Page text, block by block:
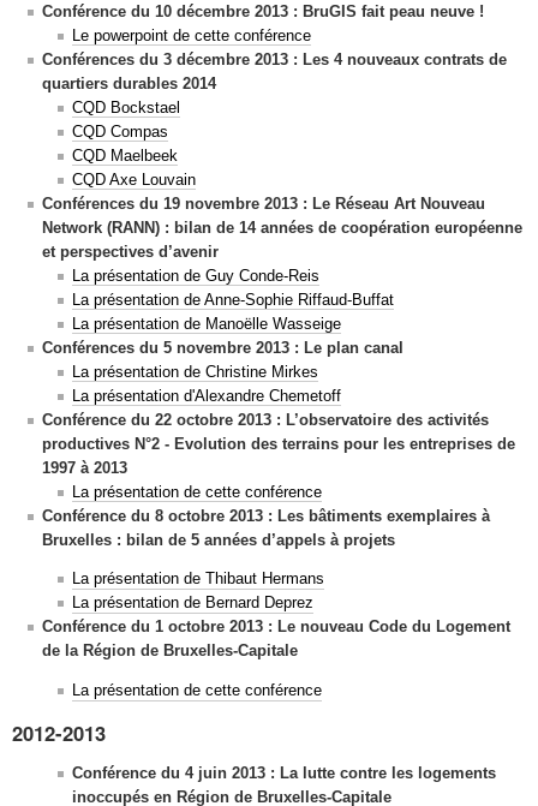
Conférence du 10 décembre 2013 : BruGIS fait peau neuve !
Le powerpoint de cette conférence
Conférences du 3 décembre 2013 : Les 4 nouveaux contrats de
quartiers durables 2014
CQD Bockstael
CQD Compas
CQD Maelbeek
CQD Axe Louvain
Conférences du 19 novembre 2013 : Le Réseau Art Nouveau
Network (RANN) : bilan de 14 années de coopération européenne
et perspectives d’avenir
La présentation de Guy Conde-Reis
La présentation de Anne-Sophie Riffaud-Buffat
La présentation de Manoëlle Wasseige
Conférences du 5 novembre 2013 : Le plan canal
La présentation de Christine Mirkes
La présentation d'Alexandre Chemetoff
Conférence du 22 octobre 2013 : L’observatoire des activités
productives N°2 - Evolution des terrains pour les entreprises de
1997 à 2013
La présentation de cette conférence
Conférence du 8 octobre 2013 : Les bâtiments exemplaires à
Bruxelles : bilan de 5 années d’appels à projets
La présentation de Thibaut Hermans
La présentation de Bernard Deprez
Conférence du 1 octobre 2013 : Le nouveau Code du Logement
de la Région de Bruxelles-Capitale
La présentation de cette conférence
2012-2013
Conférence du 4 juin 2013 : La lutte contre les logements
inoccupés en Région de Bruxelles-Capitale